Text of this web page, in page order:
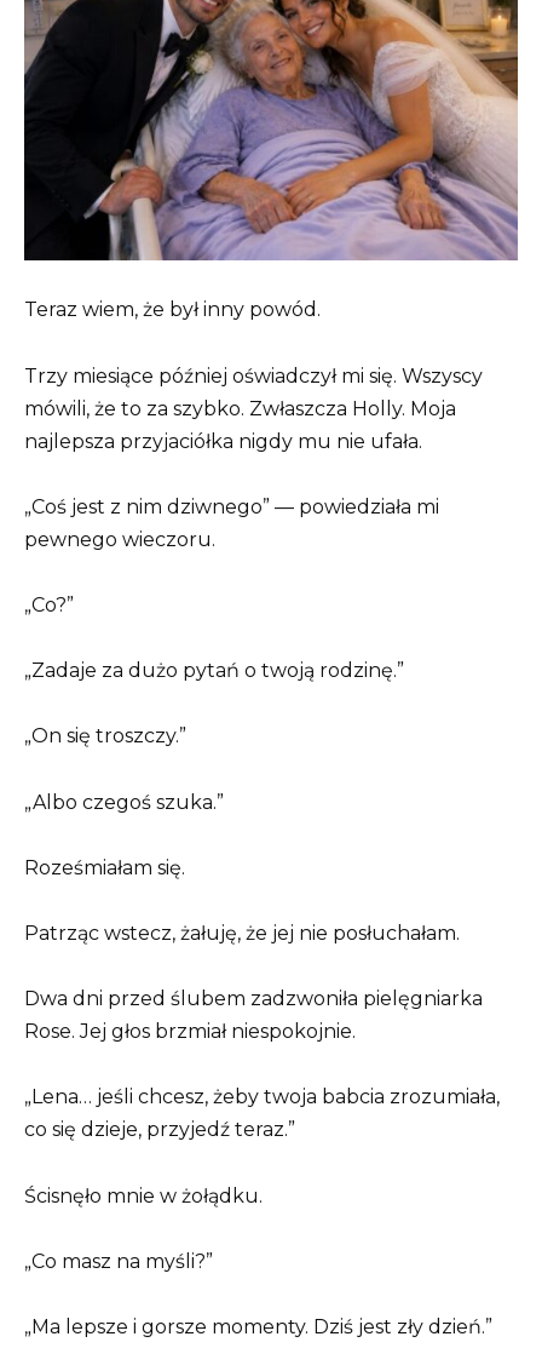
Teraz wiem, że był inny powód.
Trzy miesiące później oświadczył mi się. Wszyscy
mówili, że to za szybko. Zwłaszcza Holly. Moja
najlepsza przyjaciółka nigdy mu nie ufała.
„Coś jest z nim dziwnego” — powiedziała mi
pewnego wieczoru.
„Co?”
„Zadaje za dużo pytań o twoją rodzinę.”
„On się troszczy.”
„Albo czegoś szuka.”
Roześmiałam się.
Patrząc wstecz, żałuję, że jej nie posłuchałam.
Dwa dni przed ślubem zadzwoniła pielęgniarka
Rose. Jej głos brzmiał niespokojnie.
„Lena… jeśli chcesz, żeby twoja babcia zrozumiała,
co się dzieje, przyjedź teraz.”
Ścisnęło mnie w żołądku.
„Co masz na myśli?”
„Ma lepsze i gorsze momenty. Dziś jest zły dzień.”